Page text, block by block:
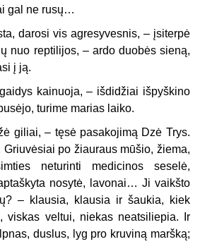
gal ne rusų…
darosi vis agresyvesnis, – įsiterpė
nuo reptilijos, – ardo duobės sieną,
į ją.
kainuoja, – išdidžiai išpyškino
turime marias laiko.
giliai, – tęsė pasakojimą Dzė Trys.
po žiauraus mūšio, žiema,
neturinti medicinos seselė,
nosytė, lavonai… Ji vaikšto
– klausia, klausia ir šaukia, kiek
viskas veltui, niekas neatsiliepia. Ir
duslus, lyg pro kruviną maršką;